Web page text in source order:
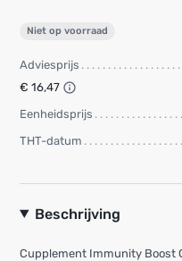
Niet op voorraad
Adviesprijs
€ 16,47
Eenheidsprijs
THT-datum
Beschrijving
Cupplement Immunity Boost